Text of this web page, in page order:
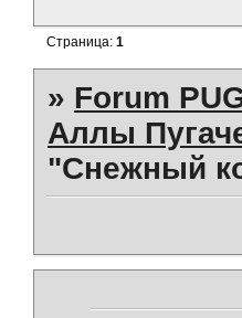
Страница:1
» Forum
Аллы
"Снежный